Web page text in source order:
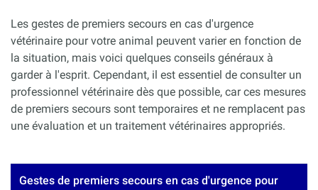
Les gestes de premiers secours en cas d'urgence
vétérinaire pour votre animal peuvent varier en fonction de
la situation, mais voici quelques conseils généraux à
garder à l'esprit. Cependant, il est essentiel de consulter un
professionnel vétérinaire dès que possible, car ces mesures
de premiers secours sont temporaires et ne remplacent pas
une évaluation et un traitement vétérinaires appropriés.
Gestes de premiers secours en cas d'urgence pour